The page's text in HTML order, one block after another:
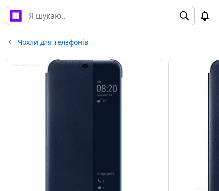
Чохли для телефонів